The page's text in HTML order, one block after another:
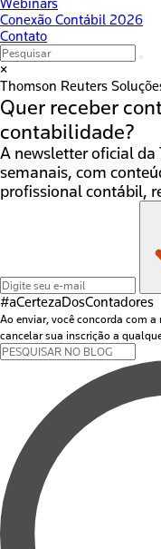
Webinars
Conexão Contábil 2026
Contato
×
Thomson Reuters
Quer receber
contabilidade?
A newsletter oficial da
semanais, com
profissional contábil,
#aCertezaDosContadores
Ao enviar, você concorda com a
cancelar sua inscrição a